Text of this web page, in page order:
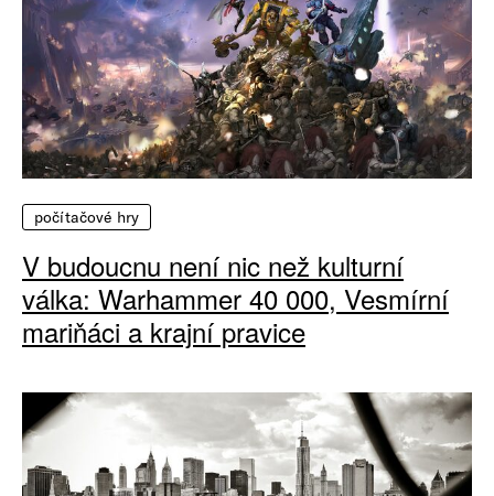
počítačové hry
V budoucnu není nic než kulturní
válka: Warhammer 40 000, Vesmírní
mariňáci a krajní pravice